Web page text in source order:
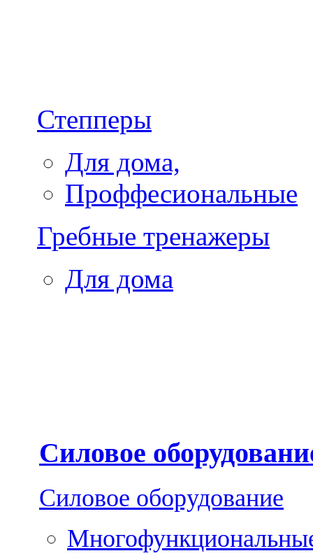
Степперы
Для дома,
Проффесиональные
Гребные тренажеры
Для дома
Силовое
Силовое оборудование